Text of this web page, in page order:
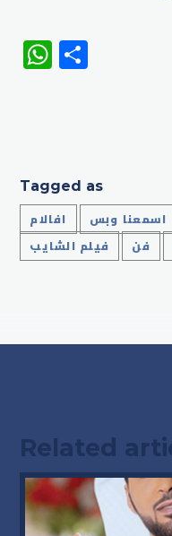
WhatsApp
Tagged as
اسمعنا وبس
افالام
فن فيلم الشايب
Related